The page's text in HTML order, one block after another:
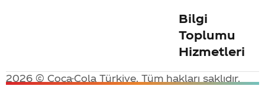
Bilgi
Toplumu
Hizmetleri
2026 © Coca-Cola Türkiye. Tüm hakları saklıdır.